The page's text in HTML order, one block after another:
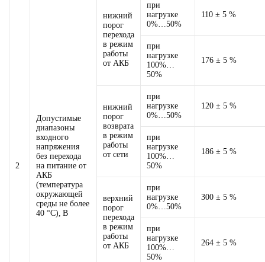
2
Допустимые
диапазоны
входного
напряжения
без перехода
на питание от
АКБ
(температура
окружающей
среды не более
40 °С), В
нижний
порог
перехода
в режим
работы
от АКБ
при
нагрузке
0%…50%
110 ± 5 %
при
нагрузке
100%…
50%
176 ± 5 %
нижний
порог
возврата
в режим
работы
от сети
при
нагрузке
0%…50%
120 ± 5 %
при
нагрузке
100%…
50%
186 ± 5 %
верхний
порог
перехода
в режим
работы
от АКБ
при
нагрузке
0%…50%
300 ± 5 %
при
нагрузке
100%…
50%
264 ± 5 %